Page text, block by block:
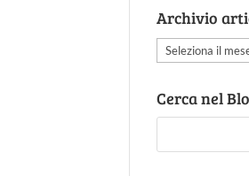
Archivio
Archivio
Cerca nel